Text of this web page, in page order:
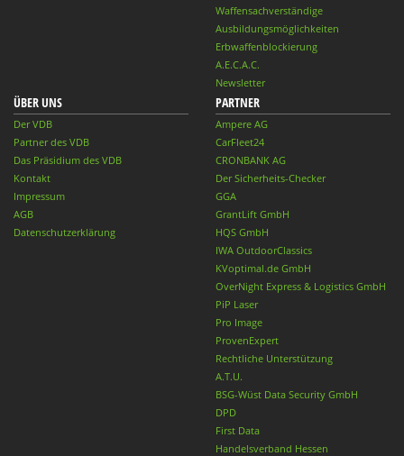
Waffensachverständige
Ausbildungsmöglichkeiten
Erbwaffenblockierung
A.E.C.A.C.
Newsletter
ÜBER UNS
Der VDB
Partner des VDB
Das Präsidium des VDB
Kontakt
Impressum
AGB
Datenschutzerklärung
PARTNER
Ampere AG
CarFleet24
CRONBANK AG
Der Sicherheits-Checker
GGA
GrantLift GmbH
HQS GmbH
IWA OutdoorClassics
KVoptimal.de GmbH
OverNight Express & Logistics GmbH
PiP Laser
Pro Image
ProvenExpert
Rechtliche Unterstützung
A.T.U.
BSG-Wüst Data Security GmbH
DPD
First Data
Handelsverband Hessen